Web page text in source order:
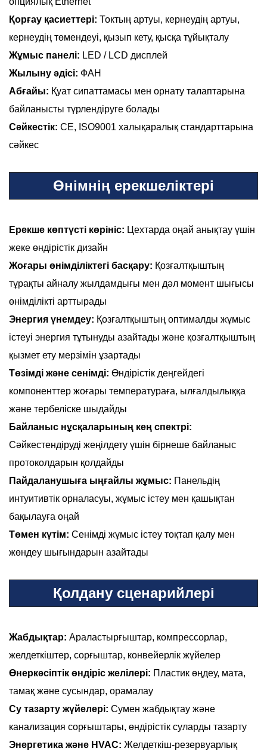
Қорғау қасиеттері: Токтың артуы, кернеудің артуы,
кернеудің төмендеуі, қызып кету, қысқа тұйықталу
Жұмыс панелі: LED / LCD дисплей
Жылыну әдісі: ФАН
Абғайы: Қуат сипаттамасы мен орнату талаптарына
байланысты түрлендіруге болады
Сәйкестік: CE, ISO9001 халықаралық стандарттарына
сәйкес
Өнімнің ерекшеліктері
Ерекше көптүсті көрініс: Цехтарда оңай анықтау үшін
жеке өндірістік дизайн
Жоғары өнімділіктегі басқару: Қозғалтқыштың
тұрақты айналу жылдамдығы мен дәл момент шығысы
өнімділікті арттырады
Энергия үнемдеу: Қозғалтқыштың оптималды жұмыс
істеуі энергия тұтынуды азайтады және қозғалтқыштың
қызмет ету мерзімін ұзартады
Төзімді және сенімді: Өндірістік деңгейдегі
компоненттер жоғары температураға, ылғалдылыққа
және тербеліске шыдайды
Байланыс нұсқаларының кең спектрі:
Сәйкестендіруді жеңілдету үшін бірнеше байланыс
протоколдарын қолдайды
Пайдаланушыға ыңғайлы жұмыс: Панельдің
интуитивтік орналасуы, жұмыс істеу мен қашықтан
бақылауға оңай
Төмен күтім: Сенімді жұмыс істеу тоқтап қалу мен
жөндеу шығындарын азайтады
Қолдану сценарийлері
Жабдықтар: Араластырғыштар, компрессорлар,
желдеткіштер, сорғыштар, конвейерлік жүйелер
Өнеркәсіптік өндіріс желілері: Пластик өңдеу, мата,
тамақ және сусындар, орамалау
Су тазарту жүйелері: Сумен жабдықтау және
канализация сорғыштары, өндірістік суларды тазарту
Энергетика және HVAC: Желдеткіш-резервуарлық